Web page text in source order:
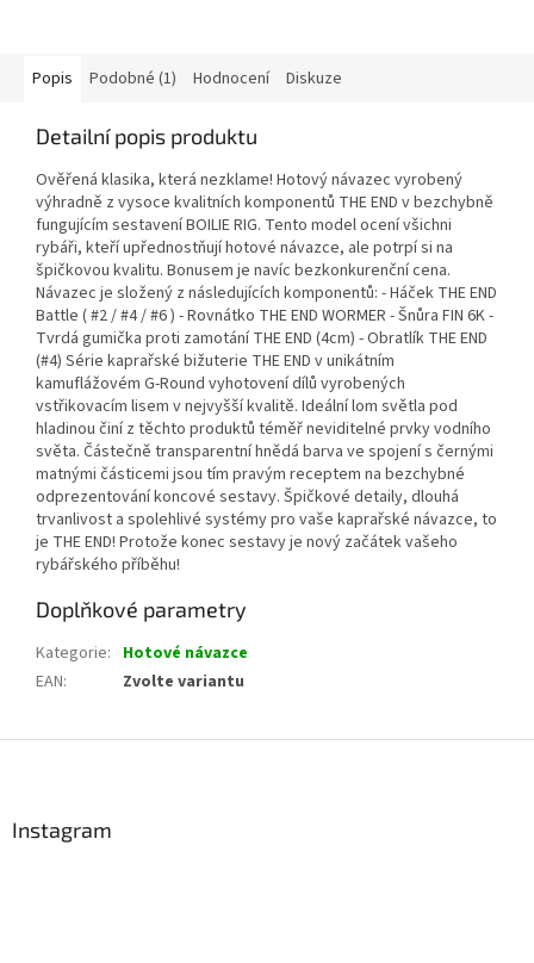
Popis Podobné (1) Hodnocení Diskuze
Detailní popis produktu
Ověřená klasika, která nezklame! Hotový návazec vyrobený
výhradně z vysoce kvalitních komponentů THE END v bezchybně
fungujícím sestavení BOILIE RIG. Tento model ocení všichni
rybáři, kteří upřednostňují hotové návazce, ale potrpí si na
špičkovou kvalitu. Bonusem je navíc bezkonkurenční cena.
Návazec je složený z následujících komponentů: - Háček THE END
Battle ( #2 / #4 / #6 ) - Rovnátko THE END WORMER - Šnůra FIN 6K -
Tvrdá gumička proti zamotání THE END (4cm) - Obratlík THE END
(#4) Série kaprařské bižuterie THE END v unikátním
kamuflážovém G-Round vyhotovení dílů vyrobených
vstřikovacím lisem v nejvyšší kvalitě. Ideální lom světla pod
hladinou činí z těchto produktů téměř neviditelné prvky vodního
světa. Částečně transparentní hnědá barva ve spojení s černými
matnými částicemi jsou tím pravým receptem na bezchybné
odprezentování koncové sestavy. Špičkové detaily, dlouhá
trvanlivost a spolehlivé systémy pro vaše kaprařské návazce, to
je THE END! Protože konec sestavy je nový začátek vašeho
rybářského příběhu!
Doplňkové parametry
Kategorie: Hotové návazce
EAN: Zvolte variantu
Instagram